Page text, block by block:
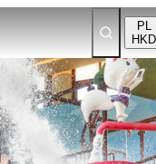
PL
HKD